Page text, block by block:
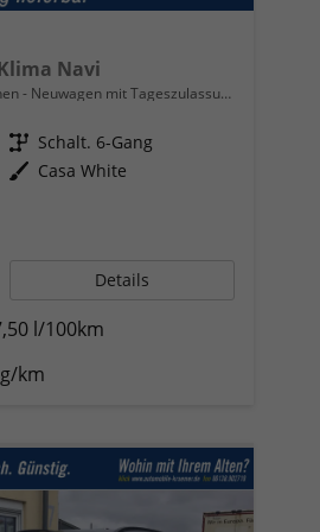
Navi
Neuwagen mit Tageszulassung
Getriebe Schalt. 6-Gang
Außenfarbe Casa White
Details
l/100km
km